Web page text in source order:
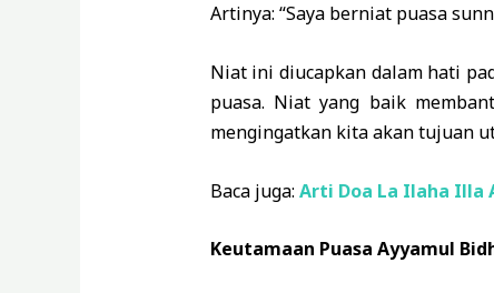
Artinya: “Saya berniat puasa
Niat ini diucapkan dalam hati
puasa. Niat yang baik
mengingatkan kita akan tujuan
Baca juga: Arti Doa La Ilaha Illa
Keutamaan Puasa Ayyamul